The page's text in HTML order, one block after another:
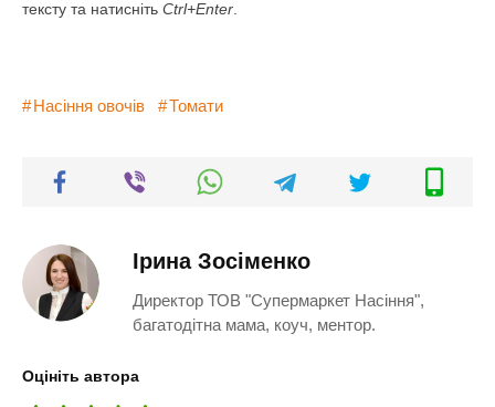
тексту та натисніть Ctrl+Enter
Насіння овочів Томати
Ірина Зосіменко
Директор ТОВ "Супермаркет Насіння",
багатодітна мама, коуч, ментор.
Оцініть автора